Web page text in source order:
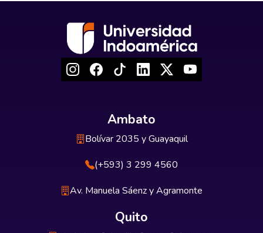
Ambato
Bolívar 2035 y Guayaquil
(+593) 3 299 4560
Av. Manuela Sáenz y Agramonte
Quito